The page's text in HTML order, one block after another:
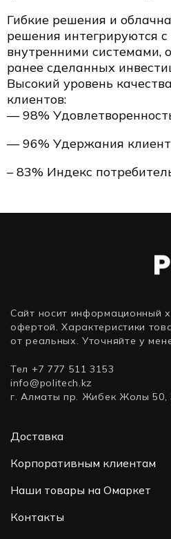
Гибкие решения и
решения интегрируются
внутренними системами,
ранее сделанных
Высокий уровень
клиентов:
— 98%
— 96% Удержания
– 83% Индекс
Сайт носит информационный
офертой. Характеристики
от реальных. Уточняйте у
Тел +7 777 511 3153
info@politech.kz
г. Алматы пр. Жибек Жолы 50,
Доставка
Корпоративным клиентам
Наши товары на Омаркет
Контакты